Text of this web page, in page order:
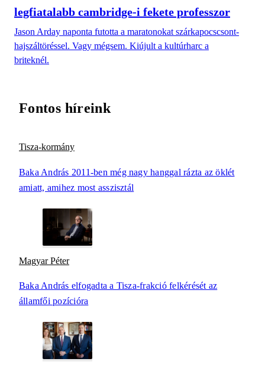
legfiatalabb cambridge-i fekete professzor
Jason Arday naponta futotta a maratonokat szárkapocscsont-
hajszáltöréssel. Vagy mégsem. Kiújult a kultúrharc a
briteknél.
Fontos híreink
Tisza-kormány
Baka András 2011-ben még nagy hanggal rázta az öklét
amiatt, amihez most asszisztál
Magyar Péter
Baka András elfogadta a Tisza-frakció felkérését az
államfői pozícióra